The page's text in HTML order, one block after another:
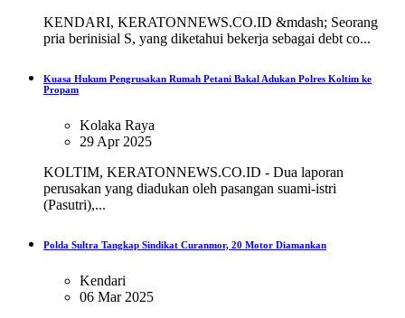
KENDARI, KERATONNEWS.CO.ID &mdash; Seorang
pria berinisial S, yang diketahui bekerja sebagai debt co...
Kuasa Hukum Pengrusakan Rumah Petani Bakal Adukan Polres Koltim ke
Propam
Kolaka Raya
29 Apr 2025
KOLTIM, KERATONNEWS.CO.ID - Dua laporan
perusakan yang diadukan oleh pasangan suami-istri
(Pasutri),...
Polda Sultra Tangkap Sindikat Curanmor, 20 Motor Diamankan
Kendari
06 Mar 2025